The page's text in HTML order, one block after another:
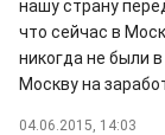
нашу страну
что сейчас в
никогда не были
Москву на
04.06.2015, 14:03